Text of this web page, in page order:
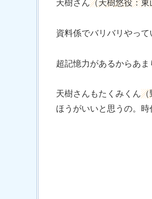
天樹さん（天樹悠役：
資料係でバリバリやっ
超記憶力があるからあま
天樹さんもたくみくん（
ほうがいいと思うの。時